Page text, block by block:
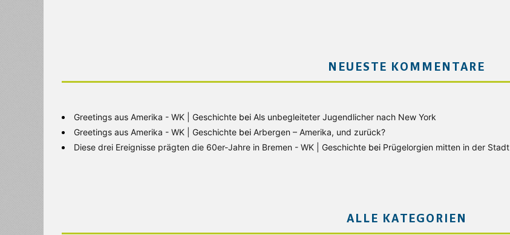
NEUESTE KOMMENTARE
Greetings aus Amerika - WK | Geschichte bei Als unbegleiteter Jugendlicher nach New York
Greetings aus Amerika - WK | Geschichte bei Arbergen – Amerika, und zurück?
Diese drei Ereignisse prägten die 60er-Jahre in Bremen - WK | Geschichte bei Prügelorgien mitten in der Stadt
ALLE KATEGORIEN